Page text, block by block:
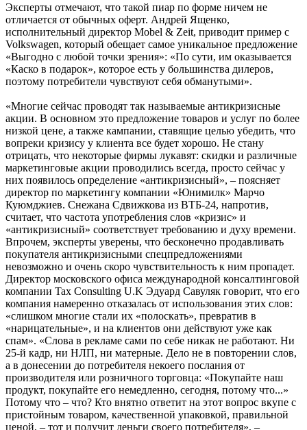
Эксперты отмечают, что такой пиар по форме ничем не
отличается от обычных оферт. Андрей Ященко,
исполнительный директор Mobel & Zeit, приводит пример с
Volkswagen, который обещает самое уникальное предложение
«Выгодно с любой точки зрения»: «По сути, им оказывается
«Каско в подарок», которое есть у большинства дилеров,
поэтому потребители чувствуют себя обманутыми».
«Многие сейчас проводят так называемые антикризисные
акции. В основном это предложение товаров и услуг по более
низкой цене, а также кампании, ставящие целью убедить, что
вопреки кризису у клиента все будет хорошо. Не стану
отрицать, что некоторые фирмы лукавят: скидки и различные
маркетинговые акции проводились всегда, просто сейчас у
них появилось определение «антикризисный», – поясняет
директор по маркетингу компании «Юнимилк» Марчо
Куюмджиев. Снежана Сдвижкова из ВТБ-24, напротив,
считает, что частота употребления слов «кризис» и
«антикризисный» соответствует требованию и духу времени.
Впрочем, эксперты уверены, что бесконечно продавливать
покупателя антикризисными спецпредложениями
невозможно и очень скоро чувствительность к ним пропадет.
Директор московского офиса международной консалтинговой
компании Tax Consulting U.K Эдуард Савуляк говорит, что его
компания намеренно отказалась от использования этих слов:
«слишком многие стали их «полоскать», превратив в
«нарицательные», и на клиентов они действуют уже как
спам». «Слова в рекламе сами по себе никак не работают. Ни
25-й кадр, ни НЛП, ни матерные. Дело не в повторении слов,
а в донесении до потребителя некоего послания от
производителя или розничного торговца: «Покупайте наш
продукт, покупайте его немедленно, сегодня, потому что...»
Потому что – что? Кто внятно ответит на этот вопрос вкупе с
пристойным товаром, качественной упаковкой, правильной
ценой, – тот и получит деньги своего потребителя», –